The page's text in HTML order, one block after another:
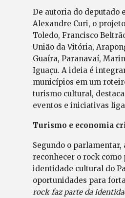
De autoria do deputado
Alexandre Curi, o
Toledo, Francisco
União da Vitória,
Guaíra, Paranavaí,
Iguaçu. A ideia é
municípios em um
turismo cultural,
eventos e iniciativas
Turismo e economia
Segundo o parlamentar,
reconhecer o rock como
identidade cultural do
oportunidades para
rock faz parte da